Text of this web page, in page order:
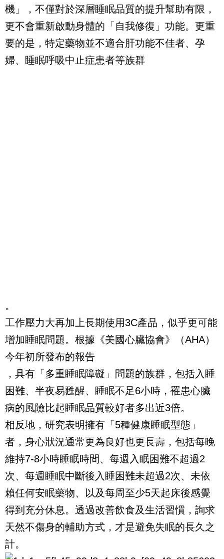
機」，不僅對於深層睡眠品質的提升幫助有限，
更不會重新啟動身體的「自我修復」功能。更重
要的是，特定藥物並不適合肝功能不佳者、孕
婦、睡眠呼吸中止症患者等族群
。
工作壓力大再加上長期使用3C產品，似乎更可能
增加睡眠問題。根據《美國心臟協會》（AHA）
今年初所發布的報告
，具有「多重睡眠障礙」問題的族群，包括入睡
困難、半夜易甦醒、睡眠不足6小時，罹患心臟
病的風險比起睡眠品質較好者多出近3倍。
相反地，研究表明擁有「5種健康睡眠型態」
者，身心狀況通常更為良好也更長壽，包括每晚
維持7-8小時睡眠時間、每週入眠困難不超過2
次、每週睡眠中斷後入睡困難未超過2次、未依
賴任何安眠藥物、以及每周至少5天起床後感覺
得到充分休息。透過改善飲食及生活習慣，詢求
天然不傷身的輔助方式，才是避免失眠的長久之
計。